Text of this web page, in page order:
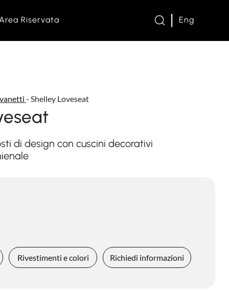
e Divanetti
e Reti
Riservata Eng
- Shelley Loveseat
di design con cuscini decorativi
Rivestimenti e colori Richiedi informazioni